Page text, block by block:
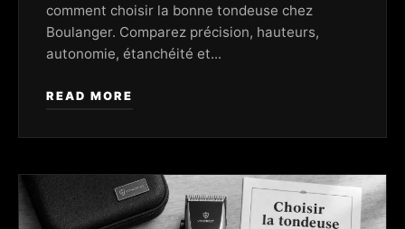
comment choisir la bonne tondeuse chez
Boulanger. Comparez précision, hauteurs,
autonomie, étanchéité et...
READ MORE